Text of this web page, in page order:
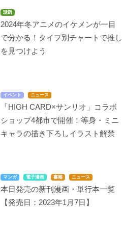
話題
2024年冬アニメのイケメンが一目
で分かる！タイプ別チャートで推し
を見つけよう
イベント ニュース
「HIGH CARD×サンリオ」コラボ
ショップ4都市で開催！等身・ミニ
キャラの描き下ろしイラスト解禁
マンガ 電子漫画 書籍 ニュース
本日発売の新刊漫画・単行本一覧
【発売日：2023年1月7日】